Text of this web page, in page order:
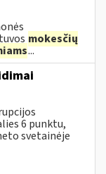
mokesčių
...
6 punktu,
svetainėje